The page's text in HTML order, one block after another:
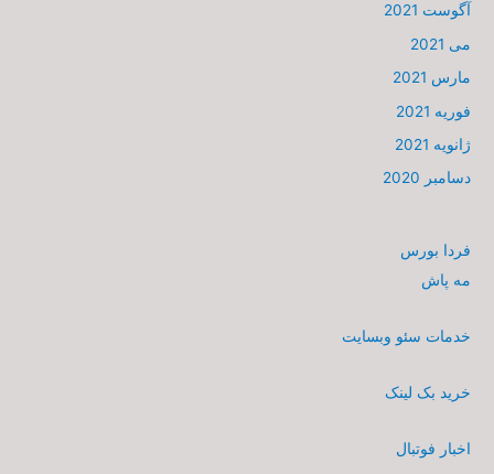
آگوست 2021
می 2021
مارس 2021
فوریه 2021
ژانویه 2021
دسامبر 2020
فردا بورس
مه پاش
خدمات سئو وبسایت
خرید بک لینک
اخبار فوتبال